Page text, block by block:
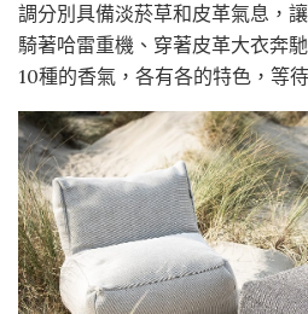
調分別具備淡菸草和皮革氣息，
騎著哈雷重機、穿著皮革大衣奔
10種的香氣，各有各的特色，等